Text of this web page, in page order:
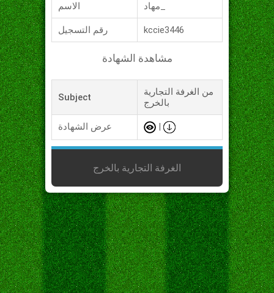
الاسم
رقم التسجيل kccie3446
مشاهدة الشهادة
Subject
من الغرفة التجارية
بالخرج
عرض الشهادة
الغرفة التجارية بالخرج